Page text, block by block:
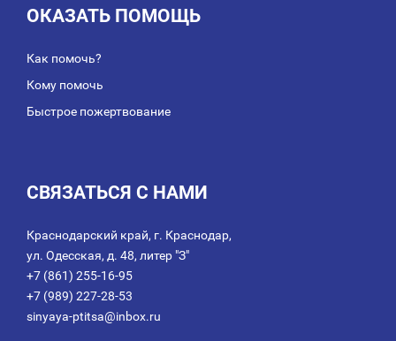
ОКАЗАТЬ ПОМОЩЬ
Как помочь?
Кому помочь
Быстрое пожертвование
СВЯЗАТЬСЯ С НАМИ
Краснодарский край, г. Краснодар,
ул. Одесская, д. 48, литер "З"
+7 (861) 255-16-95
+7 (989) 227-28-53
sinyaya-ptitsa@inbox.ru